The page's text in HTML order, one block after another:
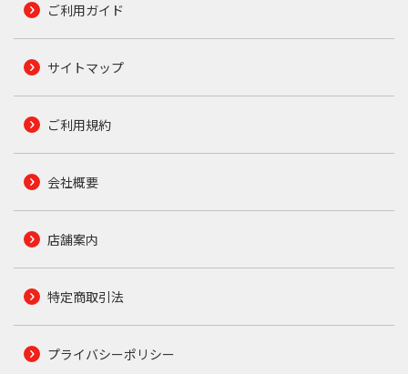
ご利用ガイド
サイトマップ
ご利用規約
会社概要
店舗案内
特定商取引法
プライバシーポリシー